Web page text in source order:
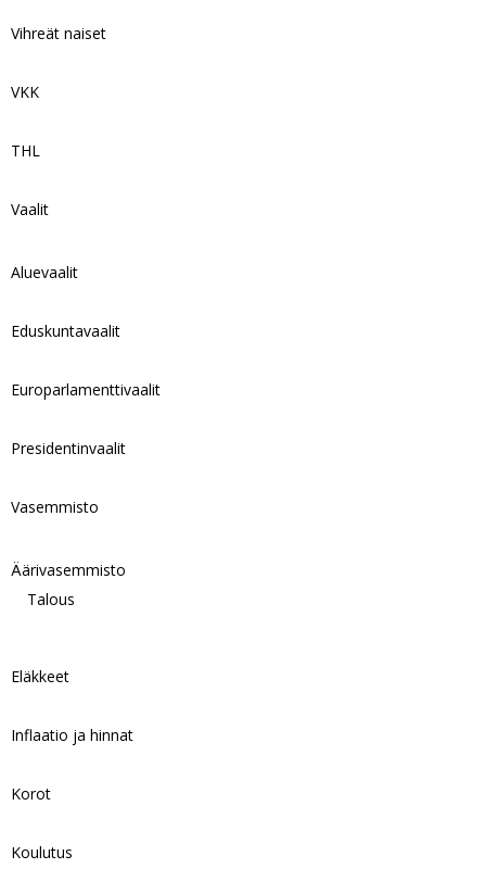
Vihreät naiset
VKK
THL
Vaalit
Aluevaalit
Eduskuntavaalit
Europarlamenttivaalit
Presidentinvaalit
Vasemmisto
Äärivasemmisto
Talous
Eläkkeet
Inflaatio ja hinnat
Korot
Koulutus